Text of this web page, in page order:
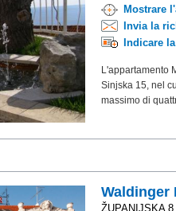
Mostrare
Invia la
Indicare
L'appartamento
Sinjska 15, nel
massimo di
Waldinger
ŽUPANIJSKA 8